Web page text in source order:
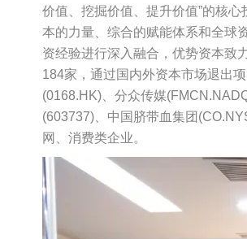
价值、挖掘价值、提升价值”的核
本的力量、综合的赋能体系和全球
资经验进行深入融合，优势资本致
184家，通过国内外资本市场退出
(0168.HK)、分众传媒
(603737)、中国脐带血集团
网、消费类企业。